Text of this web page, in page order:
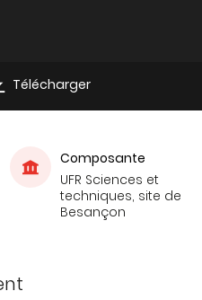
Télécharger
Composante
UFR Sciences et
techniques, site de
Besançon